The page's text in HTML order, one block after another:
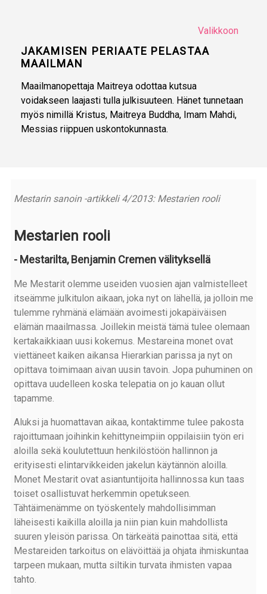
Valikkoon
JAKAMISEN PERIAATE PELASTAA
MAAILMAN
Maailmanopettaja Maitreya odottaa kutsua
voidakseen laajasti tulla julkisuuteen. Hänet tunnetaan
myös nimillä Kristus, Maitreya Buddha, Imam Mahdi,
Messias riippuen uskontokunnasta.
Mestarin sanoin -artikkeli 4/2013: Mestarien rooli
Mestarien rooli
- Mestarilta, Benjamin Cremen välityksellä
Me Mestarit olemme useiden vuosien ajan valmistelleet
itseämme julkitulon aikaan, joka nyt on lähellä, ja jolloin me
tulemme ryhmänä elämään avoimesti jokapäiväisen
elämän maailmassa. Joillekin meistä tämä tulee olemaan
kertakaikkiaan uusi kokemus. Mestareina monet ovat
viettäneet kaiken aikansa Hierarkian parissa ja nyt on
opittava toimimaan aivan uusin tavoin. Jopa puhuminen on
opittava uudelleen koska telepatia on jo kauan ollut
tapamme.
Aluksi ja huomattavan aikaa, kontaktimme tulee pakosta
rajoittumaan joihinkin kehittyneimpiin oppilaisiin työn eri
aloilla sekä koulutettuun henkilöstöön hallinnon ja
erityisesti elintarvikkeiden jakelun käytännön aloilla.
Monet Mestarit ovat asiantuntijoita hallinnossa kun taas
toiset osallistuvat herkemmin opetukseen.
Tähtäimenämme on työskentely mahdollisimman
läheisesti kaikilla aloilla ja niin pian kuin mahdollista
suuren yleisön parissa. On tärkeätä painottaa sitä, että
Mestareiden tarkoitus on elävöittää ja ohjata ihmiskuntaa
tarpeen mukaan, mutta siltikin turvata ihmisten vapaa
tahto.